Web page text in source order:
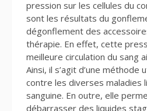
pression sur les cellules du
sont les résultats du
dégonflement des
thérapie. En effet, cette
meilleure circulation du sang
Ainsi, il s’agit d’une
contre les diverses maladies
sanguine. En outre, elle
débarrasser des liquides